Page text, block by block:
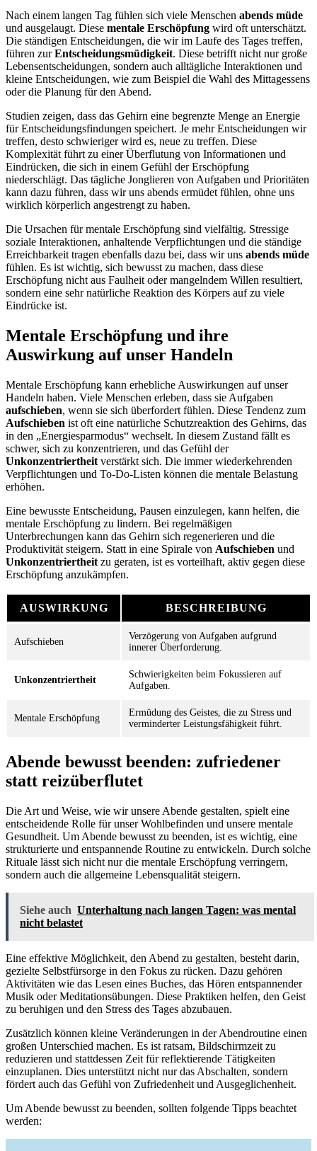
Nach einem langen Tag fühlen sich viele Menschen abends müde
und ausgelaugt. Diese mentale Erschöpfung wird oft unterschätzt.
Die ständigen Entscheidungen, die wir im Laufe des Tages treffen,
führen zurEntscheidungsmüdigkeit. Diese betrifft nicht nur große
Lebensentscheidungen, sondern auch alltägliche Interaktionen und
kleine Entscheidungen, wie zum Beispiel die Wahl des Mittagessens
oder die Planung für den Abend.
Studien zeigen, dass das Gehirn eine begrenzte Menge an Energie
für Entscheidungsfindungen speichert. Je mehr Entscheidungen wir
treffen, desto schwieriger wird es, neue zu treffen. Diese
Komplexität führt zu einer Überflutung von Informationen und
Eindrücken, die sich in einem Gefühl der Erschöpfung
niederschlägt. Das tägliche Jonglieren von Aufgaben und Prioritäten
kann dazu führen, dass wir uns abends ermüdet fühlen, ohne uns
wirklich körperlich angestrengt zu haben.
Die Ursachen für mentale Erschöpfung sind vielfältig. Stressige
soziale Interaktionen, anhaltende Verpflichtungen und die ständige
Erreichbarkeit tragen ebenfalls dazu bei, dass wir uns abends müde
fühlen. Es ist wichtig, sich bewusst zu machen, dass diese
Erschöpfung nicht aus Faulheit oder mangelndem Willen resultiert,
sondern eine sehr natürliche Reaktion des Körpers auf zu viele
Eindrücke ist.
Mentale Erschöpfung und ihre
Auswirkung auf unser Handeln
Mentale Erschöpfung kann erhebliche Auswirkungen auf unser
Handeln haben. Viele Menschen erleben, dass sie Aufgaben
aufschieben, wenn sie sich überfordert fühlen. Diese Tendenz zum
Aufschieben ist oft eine natürliche Schutzreaktion des Gehirns, das
in den „Energiesparmodus“ wechselt. In diesem Zustand fällt es
schwer, sich zu konzentrieren, und das Gefühl der
Unkonzentriertheit verstärkt sich. Die immer wiederkehrenden
Verpflichtungen und To-Do-Listen können die mentale Belastung
erhöhen.
Eine bewusste Entscheidung, Pausen einzulegen, kann helfen, die
mentale Erschöpfung zu lindern. Bei regelmäßigen
Unterbrechungen kann das Gehirn sich regenerieren und die
Produktivität steigern. Statt in eine Spirale von Aufschieben und
Unkonzentriertheit zu geraten, ist es vorteilhaft, aktiv gegen diese
Erschöpfung anzukämpfen.
AUSWIRKUNG BESCHREIBUNG
Aufschieben
Verzögerung von Aufgaben aufgrund
innerer Überforderung.
Unkonzentriertheit
Schwierigkeiten beim Fokussieren auf
Aufgaben.
Mentale Erschöpfung
Ermüdung des Geistes, die zu Stress und
verminderter Leistungsfähigkeit führt.
Abende bewusst beenden: zufriedener
statt reizüberflutet
Die Art und Weise, wie wir unsere Abende gestalten, spielt eine
entscheidende Rolle für unser Wohlbefinden und unsere mentale
Gesundheit. Um Abende bewusst zu beenden, ist es wichtig, eine
strukturierte und entspannende Routine zu entwickeln. Durch solche
Rituale lässt sich nicht nur die mentale Erschöpfung verringern,
sondern auch die allgemeine Lebensqualität steigern.
Siehe auch Unterhaltung nach langen Tagen: was mental
nicht belastet
Eine effektive Möglichkeit, den Abend zu gestalten, besteht darin,
gezielte Selbstfürsorge in den Fokus zu rücken. Dazu gehören
Aktivitäten wie das Lesen eines Buches, das Hören entspannender
Musik oder Meditationsübungen. Diese Praktiken helfen, den Geist
zu beruhigen und den Stress des Tages abzubauen.
Zusätzlich können kleine Veränderungen in der Abendroutine einen
großen Unterschied machen. Es ist ratsam, Bildschirmzeit zu
reduzieren und stattdessen Zeit für reflektierende Tätigkeiten
einzuplanen. Dies unterstützt nicht nur das Abschalten, sondern
fördert auch das Gefühl von Zufriedenheit und Ausgeglichenheit.
Um Abende bewusst zu beenden, sollten folgende Tipps beachtet
werden: